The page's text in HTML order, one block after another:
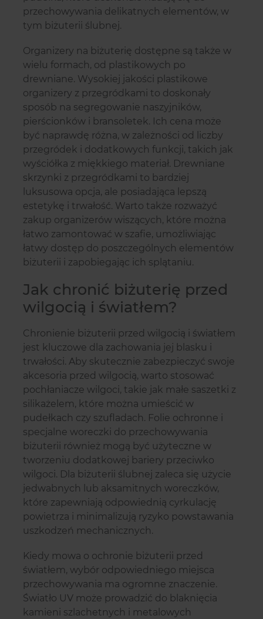
przechowywania delikatnych elementów, w
tym biżuterii ślubnej.
Organizery na biżuterię dostępne są także w
wielu formach, od plastikowych po
drewniane. Wysokiej jakości plastikowe
organizery z przegródkami to doskonały
sposób na segregowanie naszyjników,
pierścionków i bransoletek. Ich cena może
być naprawdę różna, w zależności od liczby
przegródek i dodatkowych funkcji, takich jak
wyściółka z miękkiego materiał. Drewniane
skrzynki z przegródkami to bardziej
luksusowa opcja, ale posiadająca lepszą
estetykę i trwałość. Warto także rozważyć
zakup organizerów wiszących, które można
łatwo zamontować w szafie, umożliwiając
łatwy dostęp do poszczególnych elementów
biżuterii i zapobiegając ich splątaniu.
Jak chronić biżuterię przed
wilgocią i światłem?
Chronienie biżuterii przed wilgocią i światłem
jest kluczowe dla zachowania jej blasku i
trwałości. Aby skutecznie zabezpieczyć swoje
akcesoria przed wilgocią, warto stosować
pochłaniacze wilgoci, takie jak małe saszetki z
silikażelem, które można umieścić w
pudełkach czy szufladach. Folie ochronne i
specjalne woreczki do przechowywania
biżuterii również mogą być użyteczne w
tworzeniu dodatkowej bariery przeciwko
wilgoci. Dla biżuterii ślubnej zaleca się użycie
jedwabnych lub aksamitnych woreczków,
które zapewniają odpowiednią cyrkulację
powietrza i minimalizują ryzyko powstawania
uszkodzeń mechanicznych.
Kiedy mowa o ochronie biżuterii przed
światłem, wybór odpowiedniego miejsca
przechowywania ma ogromne znaczenie.
Światło UV może prowadzić do blaknięcia
kamieni szlachetnych i metalowych